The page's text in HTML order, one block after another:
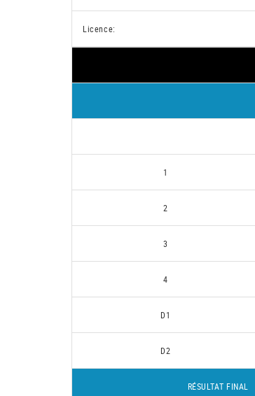
Licence:
1
2
3
4
D1
D2
RÉSULTAT FINAL